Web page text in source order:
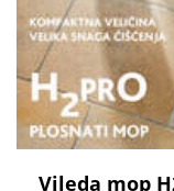
Vileda mop